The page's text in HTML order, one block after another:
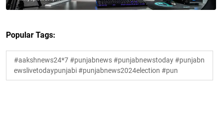
Popular Tags:
#aakshnews24*7 #punjabnews #punjabnewstoday #punjabn
ewslivetodaypunjabi #punjabnews2024election #pun